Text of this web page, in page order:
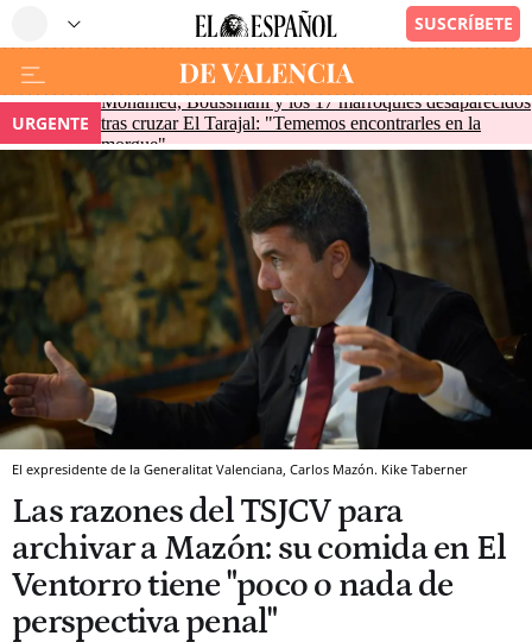
URGENTE
Mohamed, Boussmahi y los 17 marroquíes desaparecidos
tras cruzar El Tarajal: "Tememos encontrarles en la
morgue"
El expresidente de la Generalitat Valenciana, Carlos Mazón. Kike Taberner
Las razones del TSJCV para
archivar a Mazón: su comida en El
Ventorro tiene "poco o nada de
perspectiva penal"